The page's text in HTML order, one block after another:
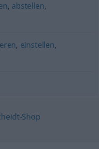
, abstellen,
, einstellen,